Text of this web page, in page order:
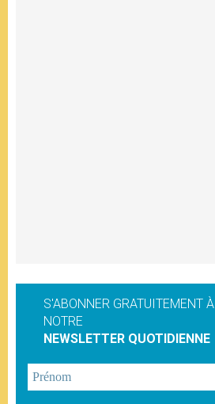
S'ABONNER GRATUITEMENT À
NOTRE
NEWSLETTER QUOTIDIENNE